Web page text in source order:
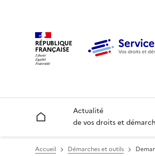
RÉPUBLIQUE
FRANÇAISE
Accueil
Actualité
de vos droits et
Accueil Démarches et outils